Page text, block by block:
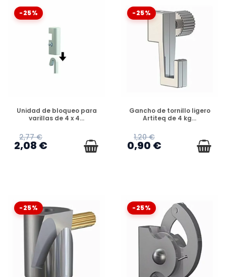
-25%
DISPONIBLE
Unidad de bloqueo para
varillas de 4 x 4...
2,77 €
2,08 €
-25%
DISPONIBLE
Gancho de tornillo ligero
Artiteq de 4 kg...
1,20 €
0,90 €
-25% -25%